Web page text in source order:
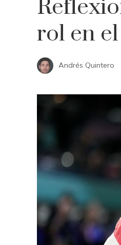
rol en
Andrés Quintero